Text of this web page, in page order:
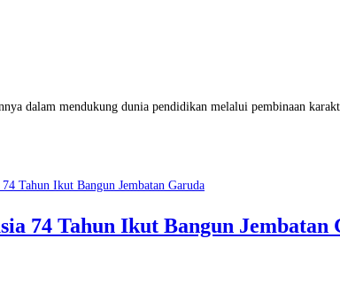
dalam mendukung dunia pendidikan melalui pembinaan
74 Tahun Ikut Bangun Jembatan